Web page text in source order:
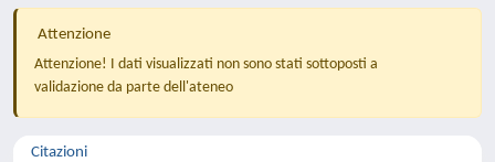
Attenzione
Attenzione! I dati visualizzati non sono stati sottoposti a
validazione da parte dell'ateneo
Citazioni